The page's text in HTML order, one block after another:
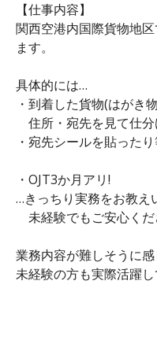
【仕事内容】
関西空港内国際貨物地
ます。
具体的には…
・到着した貨物(はがき
住所・宛先を見て仕分
・宛先シールを貼った
・OJT3か月アリ!
…きっちり実務をお教え
未経験でもご安心くだ
業務内容が難しそうに
未経験の方も実際活躍